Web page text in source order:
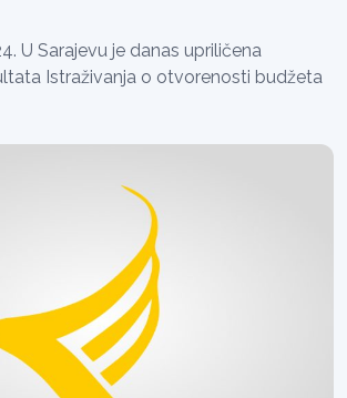
U Sarajevu je danas upriličena
Istraživanja o otvorenosti budžeta